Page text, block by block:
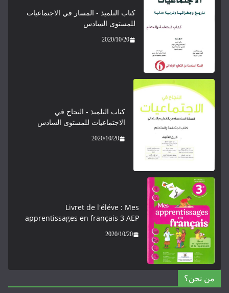
كتاب التلميذ - المسار في الاجتماعيات
للمستوى السادس
2020/10/20
كتاب التلميذ - النجاح في
الاجتماعيات للمستوى السادس
2020/10/20
Livret de l'éléve : Mes
apprentissages en français 3 AEP
2020/10/20
من نحن؟